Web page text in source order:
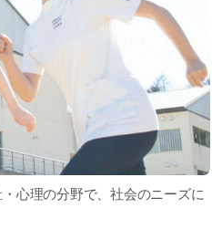
心理の分野で、社会のニーズに